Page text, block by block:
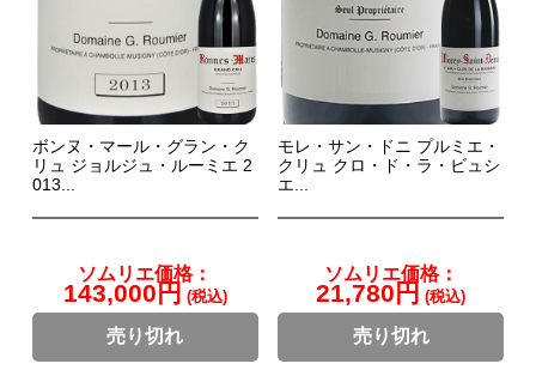
ボンヌ・マール・グラン・ク
リュ ジョルジュ・ルーミエ 2
013...
ソムリエ価格：
143,000円 (税込)
売り切れ
モレ・サン・ドニ プルミエ・
クリュ クロ・ド・ラ・ビュシ
エ...
ソムリエ価格：
21,780円 (税込)
売り切れ